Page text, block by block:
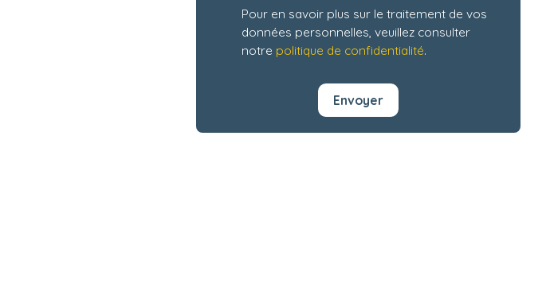
Pour en savoir plus sur le traitement de vos
données personnelles, veuillez consulter
notre politique de confidentialité.
Envoyer